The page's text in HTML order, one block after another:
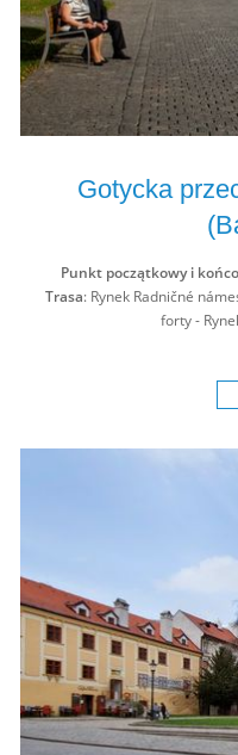
Gotycka
Punkt początkowy i
Trasa: Rynek Radničné
forty -